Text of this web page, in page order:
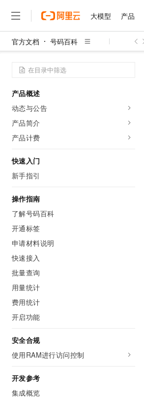
大模型 产品
官方文档 号码百科
产品概述
动态与公告
产品简介
产品计费
快速入门
新手指引
操作指南
了解号码百科
开通标签
申请材料说明
快速接入
批量查询
用量统计
费用统计
开启功能
安全合规
使用RAM进行访问控制
开发参考
集成概览
大模型
产品
精选产品
容器
网络与CDN
安全
数据库
大数据计算
媒体服务
域名与网站
Serverless
解决方案
精选解决方案
大数据
安全
网络
可观测
上云与迁云
企业出海
政企业务
权益
定价
云市场
伙伴
服务
了解阿里云